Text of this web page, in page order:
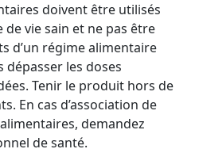
doivent être utilisés
de vie sain et ne pas être
d’un régime alimentaire
dépasser les doses
Tenir le produit hors de
En cas d’association de
demandez
de santé.